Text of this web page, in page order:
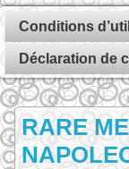
Conditions
Déclaration de
RARE